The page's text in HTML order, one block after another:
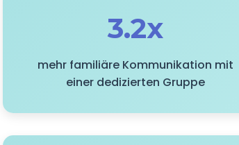
3.2x
mehr familiäre Kommunikation mit
einer dedizierten Gruppe